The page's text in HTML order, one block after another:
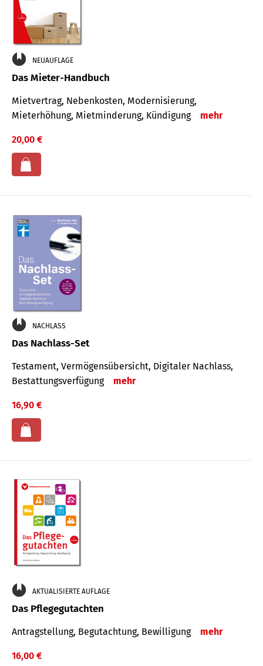
NEUAUFLAGE
Das Mieter-Handbuch
Mietvertrag, Nebenkosten, Modernisierung,
Mieterhöhung, Mietminderung, Kündigung
mehr
20,00 €
NACHLASS
Das Nachlass-Set
Testament, Vermögens­übersicht, Digitaler Nach­lass,
Bestat­tungs­ver­fügung
mehr
16,90 €
AKTUALISIERTE AUFLAGE
Das Pflegegutachten
Antragstellung, Begutachtung, Bewilligung mehr
16,00 €